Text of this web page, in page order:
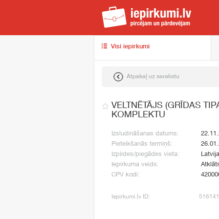
Visi iepirkumi
Atpakaļ uz sarakstu
VELTNĒTĀJS (GRĪDAS
KOMPLEKTU
Izsludināšanas datums:
Pieteikšanās termiņš:
Izpildes/piegādes vieta:
Iepirkuma veids:
CPV kodi:
Iepirkumi.lv ID: